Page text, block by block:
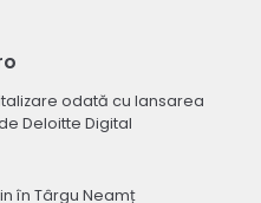
odată cu lansarea
Deloitte Digital
în Târgu Neamț